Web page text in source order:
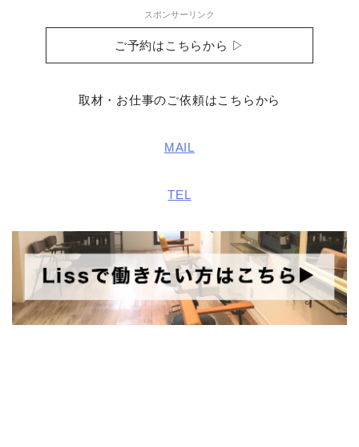
スポンサーリンク
ご予約はこちらから ▷
取材・お仕事のご依頼はこちらから
MAIL
TEL